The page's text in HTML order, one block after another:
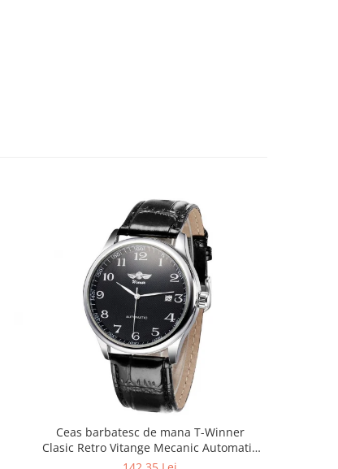
Ceas barbatesc de mana T-Winner
Clasic Retro Vitange Mecanic Automatic
Fashion Casual Elegant